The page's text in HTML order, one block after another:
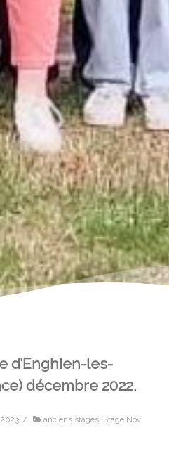
d’Enghien-les-
décembre 2022.
/ anciens stages, Stage Nov